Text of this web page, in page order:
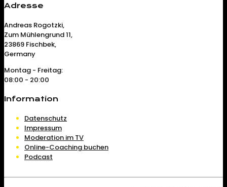
Adresse
Andreas Rogotzki,
Zum Mühlengrund 11,
23869 Fischbek,
Germany
Montag - Freitag:
08:00 - 20:00
Information
Datenschutz
Impressum
Moderation im TV
Online-Coaching buchen
Podcast